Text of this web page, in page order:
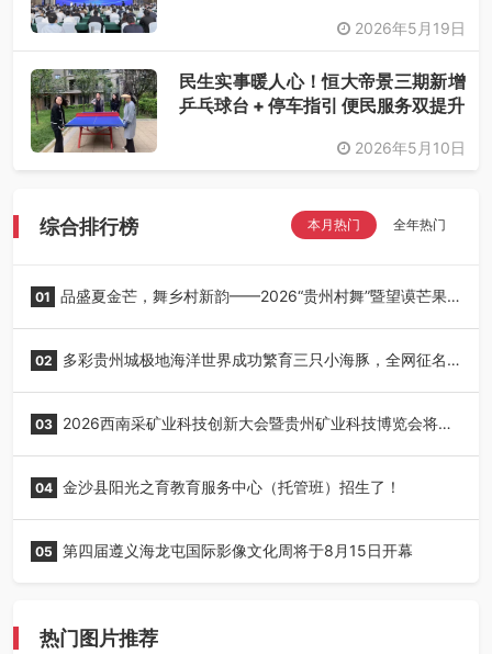
2026年5月19日
民生实事暖人心！恒大帝景三期新增
乒乓球台 + 停车指引 便民服务双提升
2026年5月10日
综合排行榜 本月热门 全年热门
01 品盛夏金芒，舞乡村新韵——2026“贵州村舞”暨望谟芒果
02 多彩贵州城极地海洋世界成功繁育三只小海豚，全网征名
03 2026西南采矿业科技创新大会暨贵州矿业科技博览会将在
04 金沙县阳光之育教育服务中心（托管班）招生了！
05 第四届遵义海龙屯国际影像文化周将于8月15日开幕
热门图片推荐